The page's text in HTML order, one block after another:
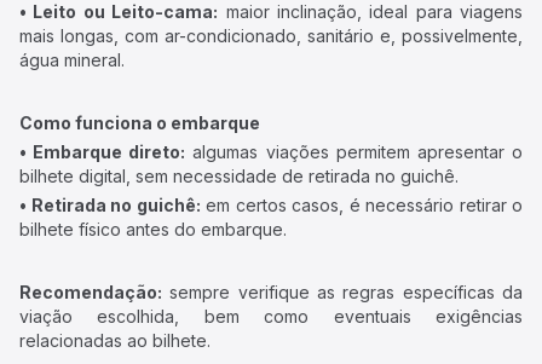
• Leito ou Leito-cama: maior inclinação, ideal para viagens
mais longas, com ar-condicionado, sanitário e, possivelmente,
água mineral.
Como funciona o embarque
• Embarque direto: algumas viações permitem apresentar o
bilhete digital, sem necessidade de retirada no guichê.
• Retirada no guichê: em certos casos, é necessário retirar o
bilhete físico antes do embarque.
Recomendação: sempre verifique as regras específicas da
viação escolhida, bem como eventuais exigências
relacionadas ao bilhete.